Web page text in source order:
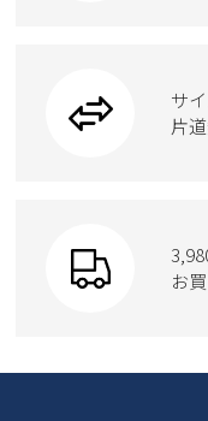
ウェア
moz
ブーツ
Parade
GAP
new balance
瞬足
トートバッグサ
片
お